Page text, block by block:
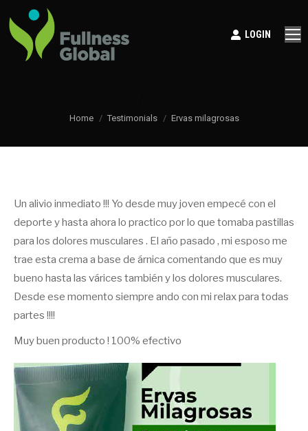
LOGIN
You are here:
Home Testimonials Ervas milagrosas
Un alivio inmediato !!! Yo desde muy joven empecé con el
deporte y hasta ahora lo practico por lo que tomaba pastillas
para los dolores musculares . El año pasado , mi esposo me
trae esta crema a base de árnica comentando que es muy
bueno hasta las várices también y los dolores musculares.
Desde ese momento siempre ando con mi relax para todas
partes !!!!
Muy buen producto ! 100% efectivo